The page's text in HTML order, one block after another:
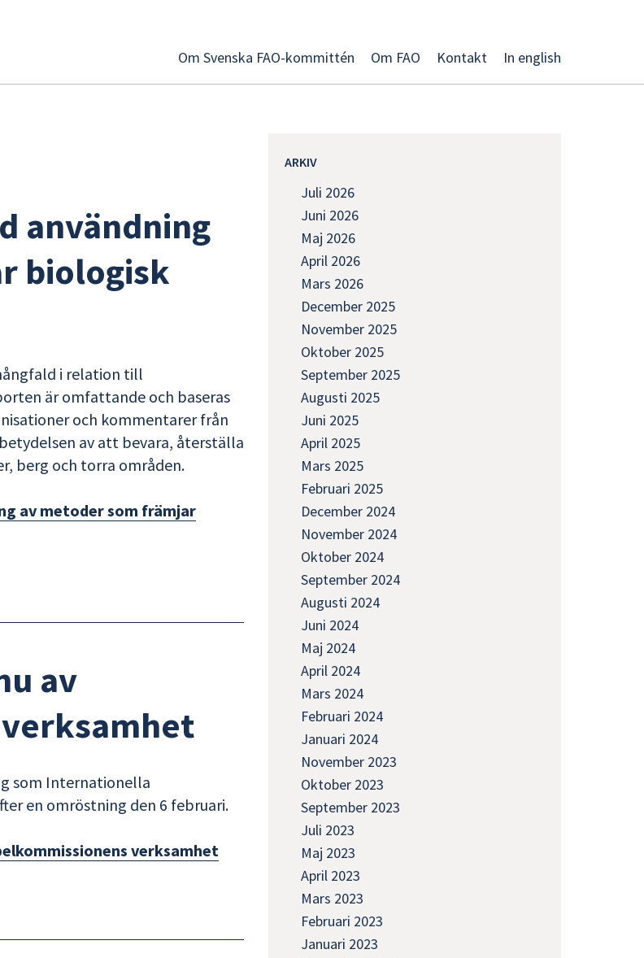
Om Svenska FAO-kommittén Om FAO Kontakt In english
användning
biologisk
i relation till
är omfattande och baseras
och kommentarer från
av att bevara, återställa
berg och torra områden.
av metoder som främjar
av
som Internationella
en omröstning den 6 februari.
verksamhet
ARKIV
Juli 2026
Juni 2026
Maj 2026
April 2026
Mars 2026
December 2025
November 2025
Oktober 2025
September 2025
Augusti 2025
Juni 2025
April 2025
Mars 2025
Februari 2025
December 2024
November 2024
Oktober 2024
September 2024
Augusti 2024
Juni 2024
Maj 2024
April 2024
Mars 2024
Februari 2024
Januari 2024
November 2023
Oktober 2023
September 2023
Juli 2023
Maj 2023
April 2023
Mars 2023
Februari 2023
Januari 2023